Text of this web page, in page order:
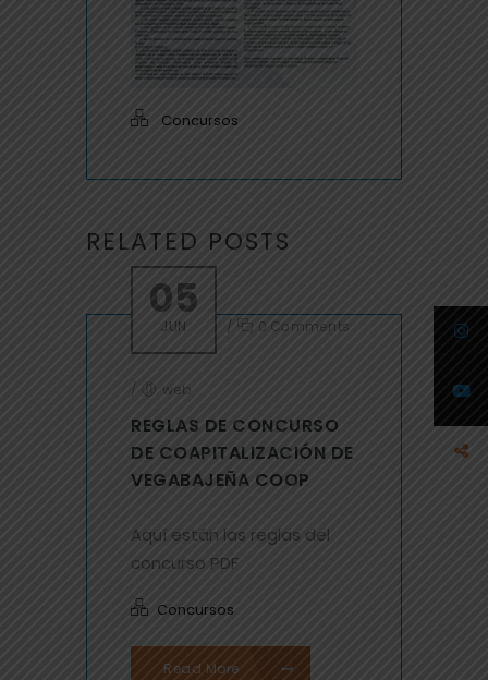
Concursos
RELATED POSTS
05
JUN / 0 Comments
/ web
REGLAS DE CONCURSO
DE COAPITALIZACIÓN DE
VEGABAJEÑA COOP
Aquí están las reglas del
concurso PDF
Concursos
Read More